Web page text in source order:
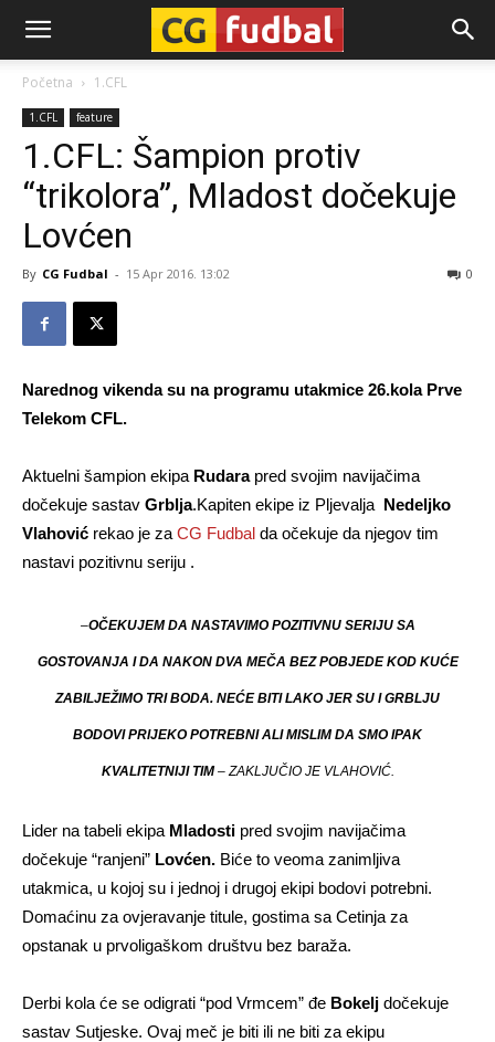
CG-
Fudbal
Početna 1.CFL
1.CFL feature
1.CFL: Šampion protiv
“trikolora”, Mladost dočekuje
Lovćen
By CG Fudbal - 15 Apr 2016. 13:02 0
Narednog vikenda su na programu utakmice 26.kola Prve
Telekom CFL.
Aktuelni šampion ekipa Rudarapred svojim navijačima
dočekuje sastav Grblja.Kapiten ekipe iz Pljevalja Nedeljko
Vlahović rekao je za CG Fudbal da očekuje da njegov tim
nastavi pozitivnu seriju .
–OČEKUJEM DA NASTAVIMO POZITIVNU SERIJU SA
GOSTOVANJA I DA NAKON DVA MEČA BEZ POBJEDE KOD KUĆE
ZABILJEŽIMO TRI BODA. NEĆE BITI LAKO JER SU I GRBLJU
BODOVI PRIJEKO POTREBNI ALI MISLIM DA SMO IPAK
KVALITETNIJI TIM– ZAKLJUČIO JE VLAHOVIĆ.
Lider na tabeli ekipa Mladosti pred svojim navijačima
dočekuje “ranjeni” Lovćen. Biće to veoma zanimljiva
utakmica, u kojoj su i jednoj i drugoj ekipi bodovi potrebni.
Domaćinu za ovjeravanje titule, gostima sa Cetinja za
opstanak u prvoligaškom društvu bez baraža.
Derbi kola će se odigrati “pod Vrmcem” đe Bokelj dočekuje
sastav Sutjeske. Ovaj meč je biti ili ne biti za ekipu